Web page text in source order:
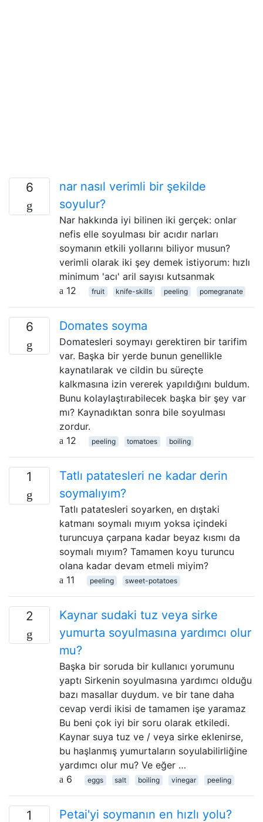
6
nar nasıl verimli bir şekilde
soyulur?
Nar hakkında iyi bilinen iki gerçek: onlar
nefis elle soyulması bir acıdır narları
soymanın etkili yollarını biliyor musun?
verimli olarak iki şey demek istiyorum: hızlı
minimum 'acı' aril sayısı kutsanmak
12
fruit knife-skills peeling pomegranate
6 Domates soyma
Domatesleri soymayı gerektiren bir tarifim
var. Başka bir yerde bunun genellikle
kaynatılarak ve cildin bu süreçte
kalkmasına izin vererek yapıldığını buldum.
Bunu kolaylaştırabilecek başka bir şey var
mı? Kaynadıktan sonra bile soyulması
zordur.
12
peeling tomatoes boiling
1
Tatlı patatesleri ne kadar derin
soymalıyım?
Tatlı patatesleri soyarken, en dıştaki
katmanı soymalı mıyım yoksa içindeki
turuncuya çarpana kadar beyaz kısmı da
soymalı mıyım? Tamamen koyu turuncu
olana kadar devam etmeli miyim?
11
peeling sweet-potatoes
2
Kaynar sudaki tuz veya sirke
yumurta soyulmasına yardımcı olur
mu?
Başka bir soruda bir kullanıcı yorumunu
yaptı Sirkenin soyulmasına yardımcı olduğu
bazı masallar duydum. ve bir tane daha
cevap verdi ikisi de tamamen işe yaramaz
Bu beni çok iyi bir soru olarak etkiledi.
Kaynar suya tuz ve / veya sirke eklenirse,
bu haşlanmış yumurtaların soyulabilirliğine
yardımcı olur mu? Ve eğer …
6
eggs salt boiling vinegar peeling
1
Petai'yi soymanın en hızlı yolu?